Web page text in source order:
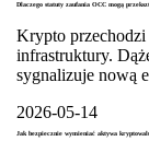
Dlaczego statuty zaufania OCC mogą
Krypto
infrastruktury.
sygnalizuje nową
2026-05-14
Jak bezpiecznie wymieniać aktywa